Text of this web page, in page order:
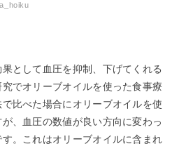
として血圧を抑制、下げてくれる
でオリーブオイルを使った食事療
比べた場合にオリーブオイルを使
、血圧の数値が良い方向に変わっ
。これはオリーブオイルに含まれ